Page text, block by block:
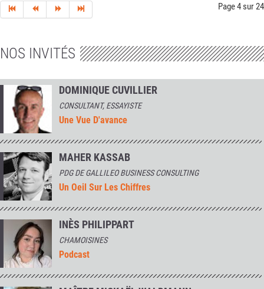
Page 4 sur 24
NOS INVITÉS
DOMINIQUE CUVILLIER
CONSULTANT, ESSAYISTE
Une Vue D'avance
MAHER KASSAB
PDG DE GALLILEO BUSINESS CONSULTING
Un Oeil Sur Les Chiffres
INÈS PHILIPPART
CHAMOISINES
Podcast